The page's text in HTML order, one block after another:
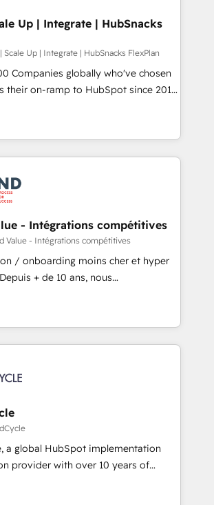
などとのデータ連携） -テ
ウザチェック -本番公開、操作レクチャ
作成 -運用支援開始 ーーーーーーーーー
ーーーーーーーーーーーーー まずは
軽にご相談ください。
2023 🌟5 HubSpot Accreditations 🌟
Challenge 2021 🌟INBOUND’19
the full
HubSpot CRM. ✔️A team of
backed by over 10+ years of
one Dedicated HubSpot
fee (HubSpot Admin + Project
solutions. ✔️Bespoke apps &
Up | Integrate | HubSnacks
Scale Up | Integrate | HubSnacks FlexPlan
Companies globally who've chosen
their on-ramp to HubSpot since 2014
you-go plans that accelerate value...
New or Check-fixing existing
Task
24/7 ... All Experts 3️⃣ Integrate |
your API Integration project... ⬅️
Business" ⬅️ to access 150+ Kickstart
that put HubSpot in the center
🛍️ Shopify or
💲 Stripe or Paypal 💰 Sage or
or Microsoft ✍️ DocuSign or
"Custom Integrations"
sync data across... 🔄 any
with Advanced Website and
using our in-house "HubScrub" Tool.
- Intégrations compétitives
Value - Intégrations compétitives
/ onboarding moins cher et hyper
des entreprises dans
de leur croissance digitale via
approche compétitive. Nous
à générer plus de RDV en
d’Inbound marketing et sales à
a global HubSpot implementation
provider with over 10 years of
businesses in diverse industries.
Chile, Mexico, and Brazil, our